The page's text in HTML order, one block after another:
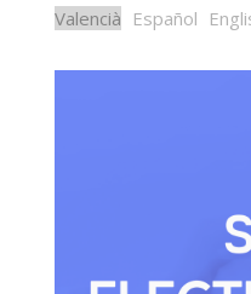
Valencià Español